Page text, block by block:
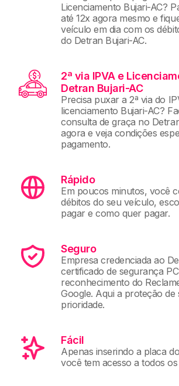
Licenciamento Bujari-AC?
até 12x agora mesmo e
veículo em dia com os
do Detran Bujari-AC.
2ª via IPVA e
Detran Bujari-AC
Precisa puxar a 2ª via do
licenciamento Bujari-AC?
consulta de graça no
agora e veja condições
pagamento.
Rápido
Em poucos minutos, você
débitos do seu veículo,
pagar e como quer pagar.
Seguro
Empresa credenciada ao
certificado de segurança
reconhecimento do
Google. Aqui a proteção de
prioridade.
Fácil
Apenas inserindo a placa
você tem acesso a todos